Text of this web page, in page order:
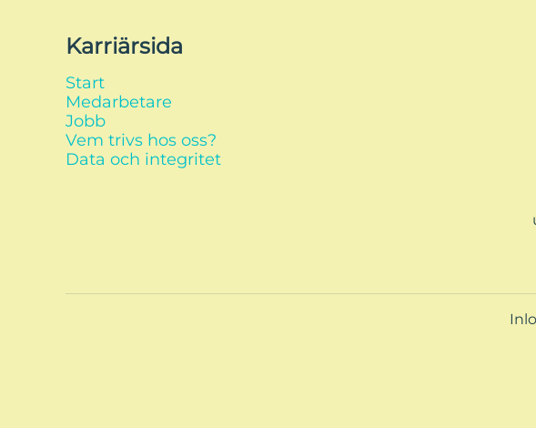
Karriärsida
Start
Medarbetare
Jobb
Vem trivs hos oss?
Data och integritet